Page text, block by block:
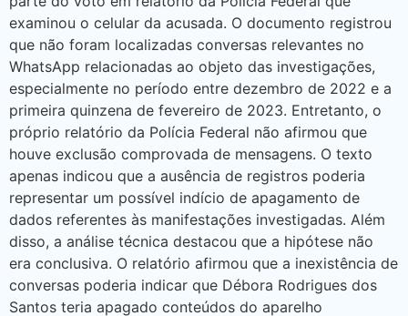
examinou o celular da acusada. O documento registrou
que não foram localizadas conversas relevantes no
WhatsApp relacionadas ao objeto das investigações,
especialmente no período entre dezembro de 2022 e a
primeira quinzena de fevereiro de 2023. Entretanto, o
próprio relatório da Polícia Federal não afirmou que
houve exclusão comprovada de mensagens. O texto
apenas indicou que a ausência de registros poderia
representar um possível indício de apagamento de
dados referentes às manifestações investigadas. Além
disso, a análise técnica destacou que a hipótese não
era conclusiva. O relatório afirmou que a inexistência de
conversas poderia indicar que Débora Rodrigues dos
Santos teria apagado conteúdos do aparelho